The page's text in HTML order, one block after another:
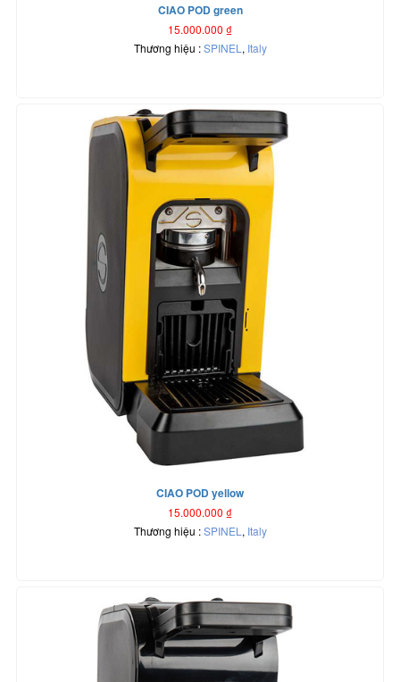
CIAO POD green
15.000.000 ₫
Thương hiệu :SPINEL , Italy
CIAO POD yellow
15.000.000 ₫
Thương hiệu :SPINEL , Italy